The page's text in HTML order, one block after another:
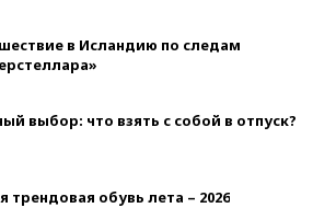
в Исландию по следам
выбор: что взять с собой в отпуск?
трендовая обувь лета – 2026